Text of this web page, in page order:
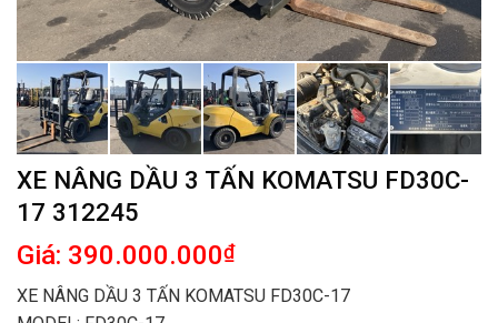
XE NÂNG DẦU 3 TẤN KOMATSU FD30C-
17 312245
Giá: 390.000.000₫
XE NÂNG DẦU 3 TẤN KOMATSU FD30C-17